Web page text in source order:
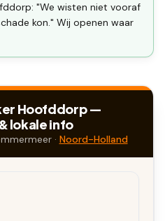
"We wisten niet vooraf
kon." Wij openen waar
Hoofddorp—
lokale info
· Noord-Holland